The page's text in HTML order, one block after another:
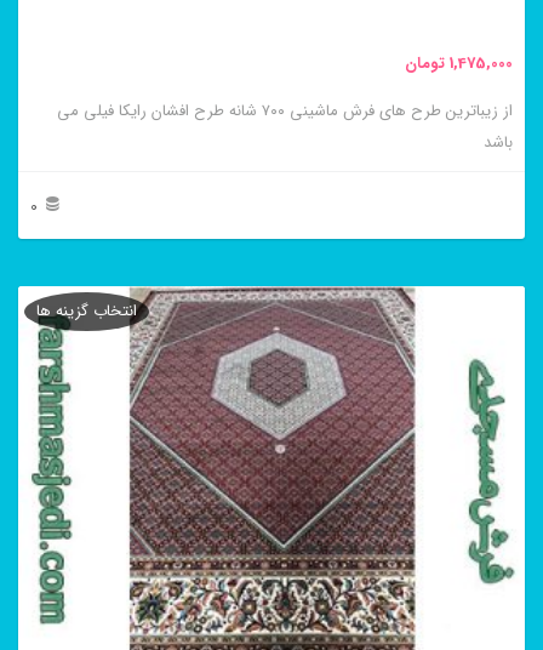
1,475,000تومان
از زیباترین طرح های فرش ماشینی ۷۰۰ شانه طرح افشان رایکا فیلی می
باشد
0
محصول
مختلفی
باشد.
گزینه
ها
انتخاب گزینه ها